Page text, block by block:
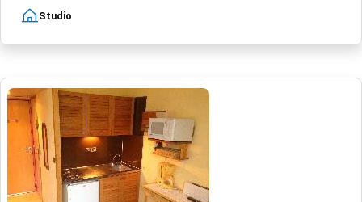
Studio